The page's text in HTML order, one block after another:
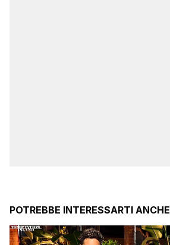
POTREBBE INTERESSARTI ANCHE